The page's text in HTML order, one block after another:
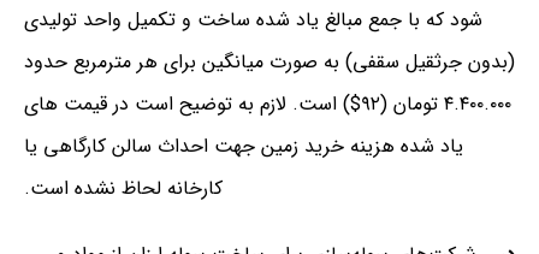
شود که با جمع مبالغ یاد شده ساخت و تکمیل واحد تولیدی
(بدون جرثقیل سقفی) به صورت میانگین برای هر مترمربع حدود
۴.۴۰۰.۰۰۰ تومان (۹۲$) است. لازم به توضیح است در قیمت های
یاد شده هزینه خرید زمین جهت احداث سالن کارگاهی یا
کارخانه لحاظ نشده است.